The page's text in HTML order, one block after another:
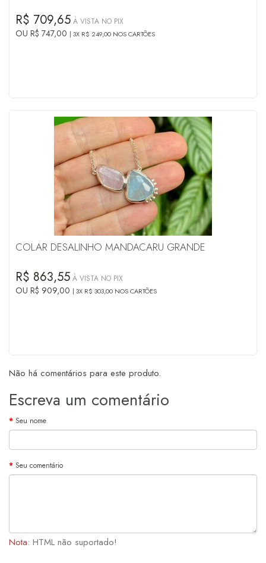
R$ 709,65 À VISTA NO PIX
OU R$ 747,00 3X R$ 249,00 NOS CARTÕES
COLAR DESALINHO MANDACARU GRANDE
R$ 863,55 À VISTA NO PIX
OU R$ 909,00 3X R$ 303,00 NOS CARTÕES
Não há comentários para este produto.
Escreva um comentário
Seu nome
Seu comentário
Nota: HTML não suportado!